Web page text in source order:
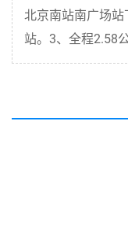
北京南站南广场
站。3、全程2.58